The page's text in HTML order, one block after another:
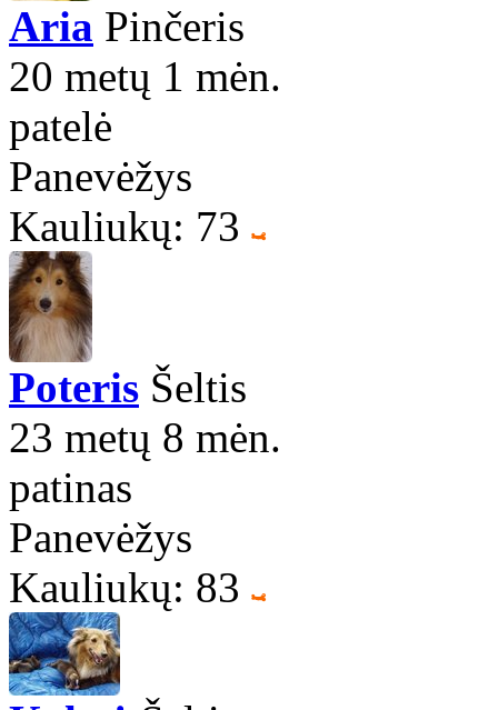
Aria Pinčeris
20 metų 1 mėn.
patelė
Panevėžys
Kauliukų: 73
Poteris Šeltis
23 metų 8 mėn.
patinas
Panevėžys
Kauliukų: 83